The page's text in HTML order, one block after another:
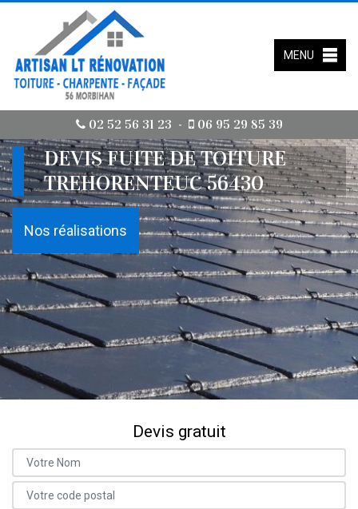
02 52 56 31 23 - 06 95 29 85 39
MENU
DEVIS FUITE DE TOITURE
TREHORENTEUC 56430
Nos réalisations
Devis gratuit